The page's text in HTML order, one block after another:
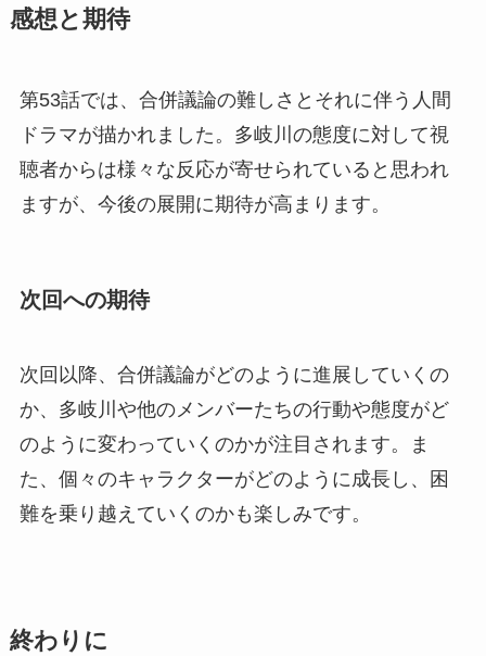
感想と期待
第53話では、合併議論の難しさとそれに伴う人間
ドラマが描かれました。多岐川の態度に対して視
聴者からは様々な反応が寄せられていると思われ
ますが、今後の展開に期待が高まります。
次回への期待
次回以降、合併議論がどのように進展していくの
か、多岐川や他のメンバーたちの行動や態度がど
のように変わっていくのかが注目されます。ま
た、個々のキャラクターがどのように成長し、困
難を乗り越えていくのかも楽しみです。
終わりに